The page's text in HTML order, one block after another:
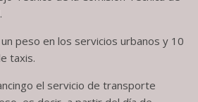
peso en los servicios urbanos y 10
taxis.
el servicio de transporte